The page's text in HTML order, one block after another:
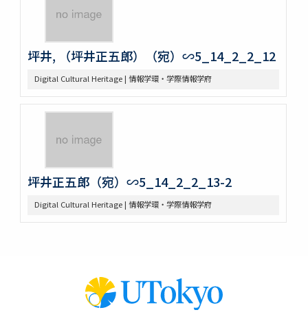
坪井, （坪井正五郎）（宛）∽5_14_2_2_12
Digital Cultural Heritage | 情報学環・学際情報学府
坪井正五郎（宛）∽5_14_2_2_13-2
Digital Cultural Heritage | 情報学環・学際情報学府